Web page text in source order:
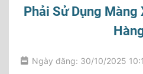
Phải Sử Dụng Màng
Ngày đăng: 30/10/2025